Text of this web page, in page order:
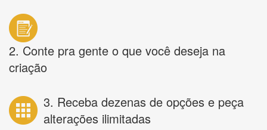
2. Conte pra gente o que você deseja na
criação
3. Receba dezenas de opções e peça
alterações ilimitadas